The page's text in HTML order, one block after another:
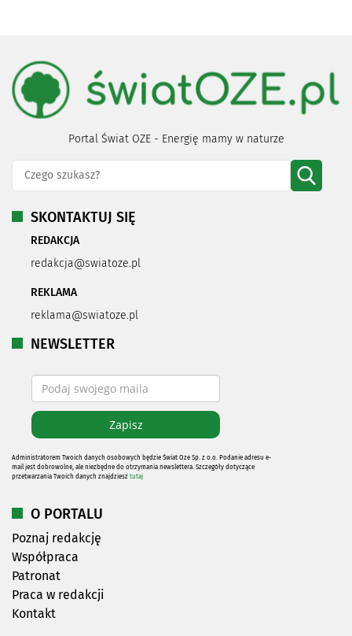
Portal Świat OZE - Energię mamy w naturze
SKONTAKTUJ SIĘ
REDAKCJA
redakcja@swiatoze.pl
REKLAMA
reklama@swiatoze.pl
NEWSLETTER
Administratorem Twoich danych osobowych będzie Świat Oze Sp. z o.o. Podanie adresu e-
mail jest dobrowolne, ale niezbędne do otrzymania newslettera. Szczegóły dotyczące
przetwarzania Twoich danych znajdziesz tutaj
O PORTALU
Poznaj redakcję
Współpraca
Patronat
Praca w redakcji
Kontakt